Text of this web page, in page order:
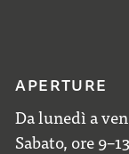
APERTURE
Da lunedì a
Sabato, ore 9–13